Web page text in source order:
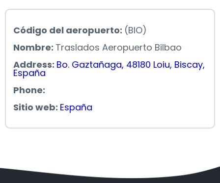
Código del aeropuerto: (BIO)
Nombre: Traslados Aeropuerto Bilbao
Address: Bo. Gaztañaga, 48180 Loiu, Biscay,
España
Phone:
Sitio web: España